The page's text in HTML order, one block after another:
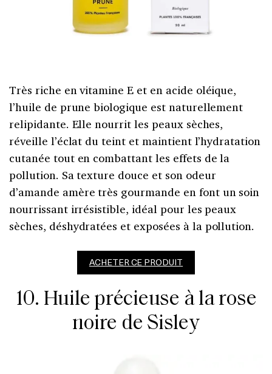
Très riche en vitamine E et en acide oléique,
l’huile de prune biologique est naturellement
relipidante. Elle nourrit les peaux sèches,
réveille l’éclat du teint et maintient l’hydratation
cutanée tout en combattant les effets de la
pollution. Sa texture douce et son odeur
d’amande amère très gourmande en font un soin
nourrissant irrésistible, idéal pour les peaux
sèches, déshydratées et exposées à la pollution.
ACHETER CE PRODUIT
10. Huile précieuse à la rose
noire de Sisley